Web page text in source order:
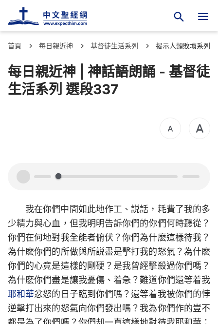
首頁 每日親近神 基督徒生活系列 揭示人類敗壞系列
每日親近神 | 神話語朗誦 - 基督徒
生活系列 選段337
00:00 00:00
我在你們中間如此地作工、説話，耗費了我的多
少精力與心血，但我明明告訴你們的你們何時聽從？
你們在何地對我全能者俯伏？你們為什麽這樣待我？
為什麽你們的所做與所説盡是擊打我的怒氣？為什麽
你們的心竟是這樣的剛硬？是我曾經擊殺過你們嗎？
為什麽你們盡是讓我憂傷、着急？難道你們還等着我
耶和華忿怒的日子臨到你們嗎？還等着我被你們的悖
逆擊打出來的怒氣向你們發出嗎？我為你們作的豈不